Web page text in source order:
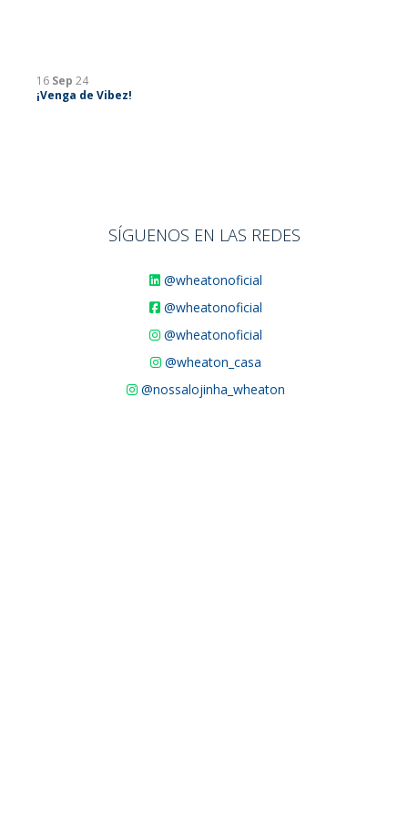
16 Sep 24
¡Venga de Vibez!
SÍGUENOS EN LAS REDES
@wheatonoficial
@wheatonoficial
@wheatonoficial
@wheaton_casa
@nossalojinha_wheaton